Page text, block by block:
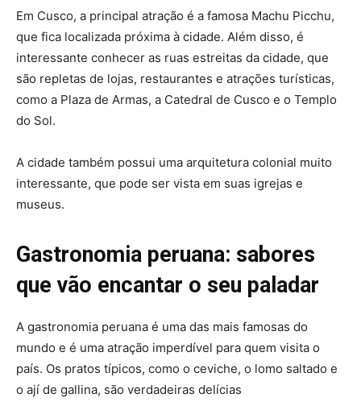
Em Cusco, a principal atração é a famosa Machu Picchu,
que fica localizada próxima à cidade. Além disso, é
interessante conhecer as ruas estreitas da cidade, que
são repletas de lojas, restaurantes e atrações turísticas,
como a Plaza de Armas, a Catedral de Cusco e o Templo
do Sol.
A cidade também possui uma arquitetura colonial muito
interessante, que pode ser vista em suas igrejas e
museus.
Gastronomia peruana: sabores
que vão encantar o seu paladar
A gastronomia peruana é uma das mais famosas do
mundo e é uma atração imperdível para quem visita o
país. Os pratos típicos, como o ceviche, o lomo saltado e
o ají de gallina, são verdadeiras delícias